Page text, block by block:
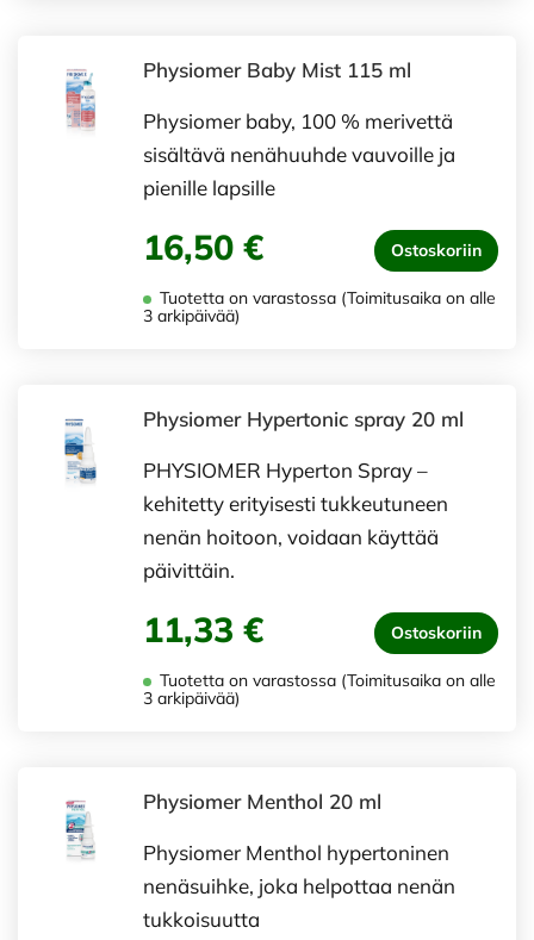
Physiomer Baby Mist 115 ml
Physiomer baby, 100 % merivettä
sisältävä nenähuuhde vauvoille ja
pienille lapsille
16,50 € Ostoskoriin
Tuotetta on varastossa (Toimitusaika on alle
3 arkipäivää)
Physiomer Hypertonic spray 20 ml
PHYSIOMER Hyperton Spray –
kehitetty erityisesti tukkeutuneen
nenän hoitoon, voidaan käyttää
päivittäin.
11,33 € Ostoskoriin
Tuotetta on varastossa (Toimitusaika on alle
3 arkipäivää)
Physiomer Menthol 20 ml
Physiomer Menthol hypertoninen
nenäsuihke, joka helpottaa nenän
tukkoisuutta